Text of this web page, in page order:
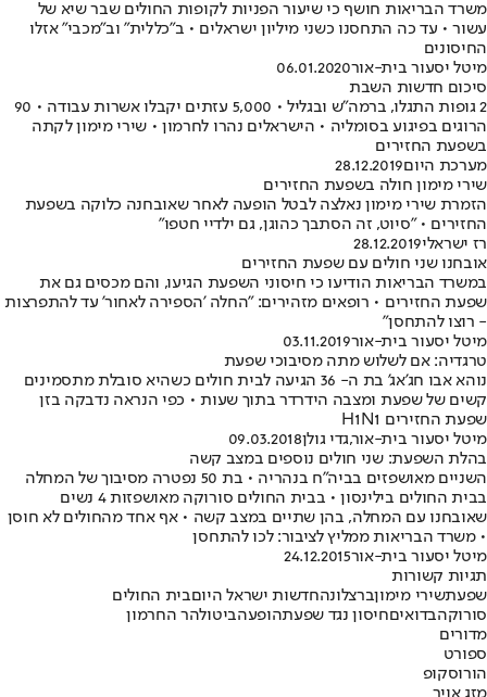
משרד הבריאות חושף כי שיעור הפניות לקופות החולים שבר שיא של
עשור • עד כה התחסנו כשני מיליון ישראלים • ב"כללית" וב"מכבי" אזלו
החיסונים
מיטל יסעור בית-אור06.01.2020
סיכום חדשות השבת
2 גופות התגלו, ברמה"ש ובגליל • 5,000 עזתים יקבלו אשרות עבודה • 90
הרוגים בפיגוע בסומליה • הישראלים נהרו לחרמון • שירי מימון לקתה
בשפעת החזירים
מערכת היום28.12.2019
שירי מימון חולה בשפעת החזירים
הזמרת שירי מימון נאלצה לבטל הופעה לאחר שאובחנה כלוקה בשפעת
החזירים • "סיוט, זה הסתבך כהוגן, גם ילדיי חטפו"
רז ישראלי28.12.2019
אובחנו שני חולים עם שפעת החזירים
במשרד הבריאות הודיעו כי חיסוני השפעת הגיעו, והם מכסים גם את
שפעת החזירים • רופאים מזהירים: "החלה 'הספירה לאחור' עד להתפרצות
- רוצו להתחסן"
מיטל יסעור בית-אור03.11.2019
טרגדיה: אם לשלוש מתה מסיבוכי שפעת
נוהא אבו חג'אג' בת ה- 36 הגיעה לבית חולים כשהיא סובלת מתסמינים
קשים של שפעת ומצבה הידרדר בתוך שעות • כפי הנראה נדבקה בזן
שפעת החזירים H1N1
מיטל יסעור בית-אור,גדי גולן09.03.2018
בהלת השפעת: שני חולים נוספים במצב קשה
השניים מאושפזים בביה"ח בנהריה • בת 50 נפטרה מסיבוך של המחלה
בבית החולים בילינסון • בבית החולים סורוקה מאושפזות 4 נשים
שאובחנו עם המחלה, בהן שתיים במצב קשה • אף אחד מהחולים לא חוסן
• משרד הבריאות ממליץ לציבור: לכו להתחסן
מיטל יסעור בית-אור24.12.2015
תגיות קשורות
שפעתשירי מימוןברצלונהחדשות ישראל היוםבית החולים
סורוקהבדואיםחיסון נגד שפעתהופעהביטולהר החרמון
מדורים
ספורט
הורוסקופ